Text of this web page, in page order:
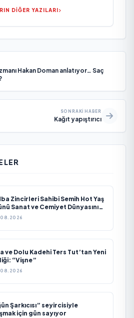
DİĞER YAZILARI
Hakan Doman anlatıyor… Saç
SONRAKI HABER
Kağıt yapıştırıcı
Zincirleri Sahibi Semih Hot Yaş
Sanat ve Cemiyet Dünyasının
Kutladı!
ve Dolu Kadehi Ters Tut’tan Yeni
“Vişne”
Şarkıcısı” seyircisiyle
için gün sayıyor